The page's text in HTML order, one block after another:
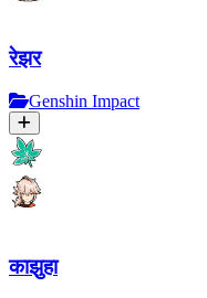
रेझर
Genshin Impact
काझुहा